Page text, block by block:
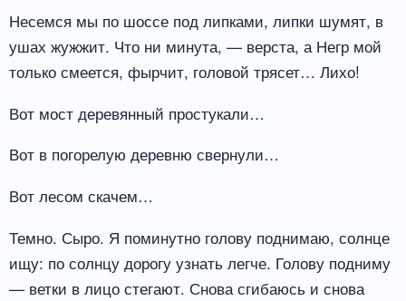
Несемся мы по шоссе под липками, липки шумят, в
ушах жужжит. Что ни минута, — верста, а Негр мой
только смеется, фырчит, головой трясет… Лихо!
Вот мост деревянный простукали…
Вот в погорелую деревню свернули…
Вот лесом скачем…
Темно. Сыро. Я поминутно голову поднимаю, солнце
ищу: по солнцу дорогу узнать легче. Голову подниму
— ветки в лицо стегают. Снова сгибаюсь и снова